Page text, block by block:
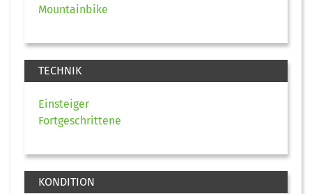
Mountainbike
TECHNIK
Einsteiger
Fortgeschrittene
KONDITION